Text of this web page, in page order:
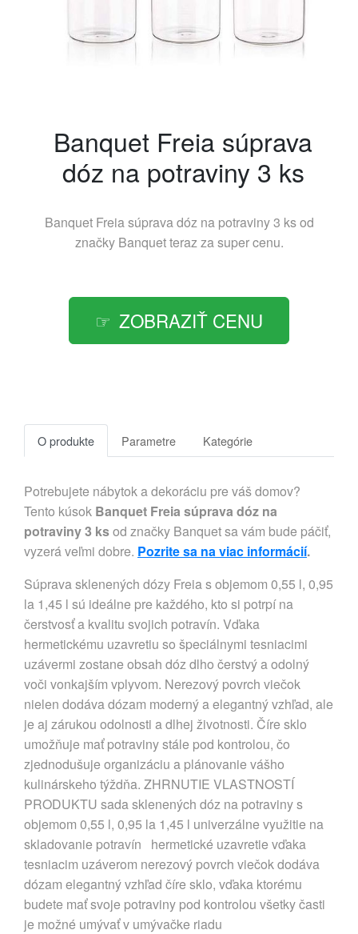
Banquet Freia súprava
dóz na potraviny 3 ks
Banquet Freia súprava dóz na potraviny 3 ks od
značky Banquetteraz za super cenu.
ZOBRAZIŤ CENU
O produkte Parametre Kategórie
Potrebujete nábytok a dekoráciu pre váš domov?
Tento kúsok Banquet Freia súprava dóz na
potraviny 3 ksod značky Banquet sa vám bude páčiť,
vyzerá veľmi dobre. Pozrite sa na viac informácií.
Súprava sklenených dózy Freia s objemom 0,55 l, 0,95
la 1,45 l sú ideálne pre každého, kto si potrpí na
čerstvosť a kvalitu svojich potravín. Vďaka
hermetickému uzavretiu so špeciálnymi tesniacimi
uzávermi zostane obsah dóz dlho čerstvý a odolný
voči vonkajším vplyvom. Nerezový povrch viečok
nielen dodáva dózam moderný a elegantný vzhľad, ale
je aj zárukou odolnosti a dlhej životnosti. Číre sklo
umožňuje mať potraviny stále pod kontrolou, čo
zjednodušuje organizáciu a plánovanie vášho
kulinárskeho týždňa. ZHRNUTIE VLASTNOSTÍ
PRODUKTU sada sklenených dóz na potraviny s
objemom 0,55 l, 0,95 la 1,45 l univerzálne využitie na
skladovanie potravín hermetické uzavretie vďaka
tesniacim uzáverom nerezový povrch viečok dodáva
dózam elegantný vzhľad číre sklo, vďaka ktorému
budete mať svoje potraviny pod kontrolou všetky časti
je možné umývať v umývačke riadu